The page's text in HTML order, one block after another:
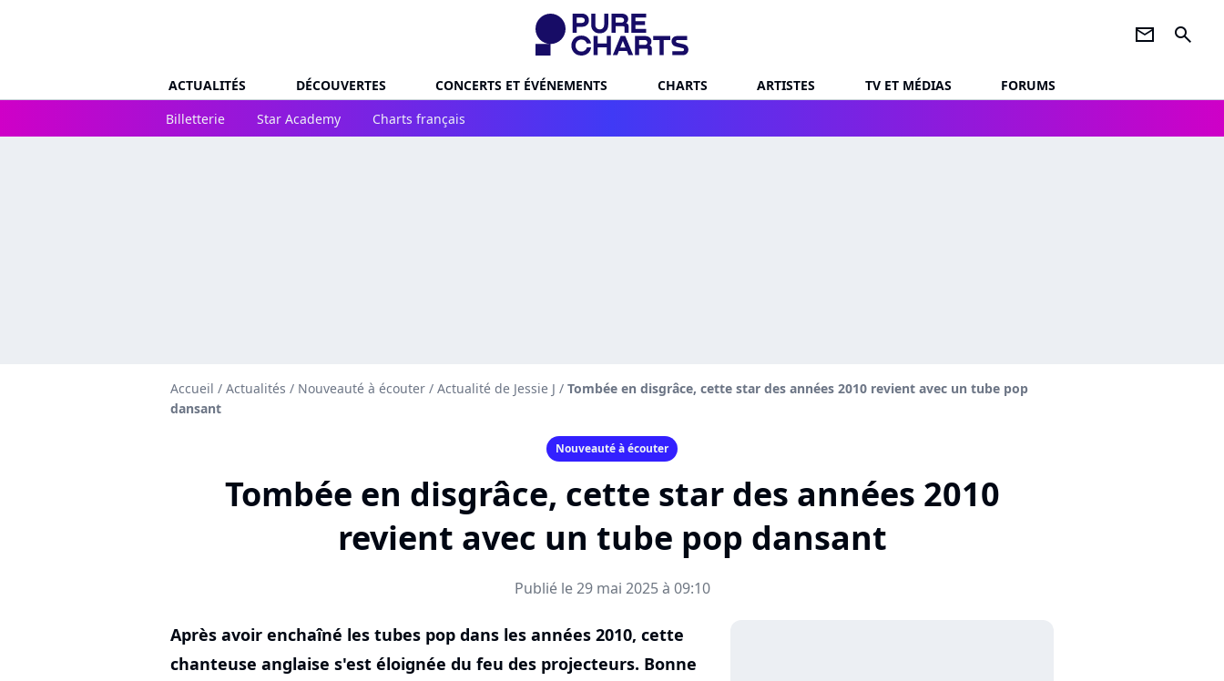
newsletter search
ACTUALITÉS DÉCOUVERTES CONCERTS ET ÉVÉNEMENTS CHARTS ARTISTES TV ET MÉDIAS
FORUMS
Billetterie
Star Academy Charts français
Accueil / Actualités / Nouveauté à écouter / Actualité de Jessie J / Tombée en disgrâce, cette star des années 2010 revient avec un tube pop
dansant
Nouveauté à écouter
Tombée en disgrâce, cette star des années 2010
revient avec un tube pop dansant
Publié le 29 mai 2025 à 09:10
Après avoir enchaîné les tubes pop dans les années 2010, cette
chanteuse anglaise s'est éloignée du feu des projecteurs. Bonne